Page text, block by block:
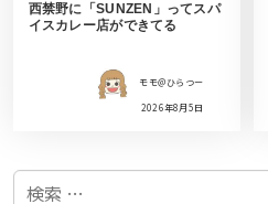
西禁野に「SUNZEN」ってスパ
イスカレー店ができてる
モモ＠ひらつー
2026年8月5日
検